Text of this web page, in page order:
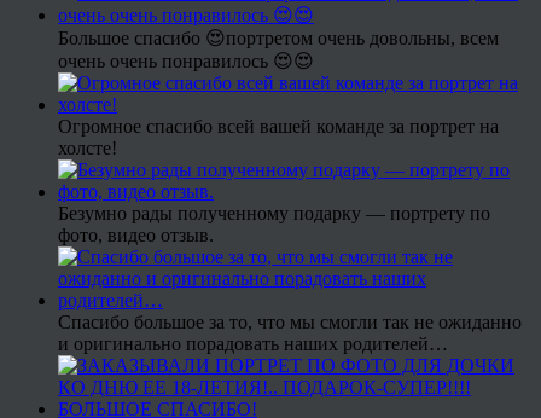
Большое спасибо 😍портретом очень довольны, всем
очень очень понравилось 😍😍
Огромное спасибо всей вашей команде за портрет на
холсте!
Безумно рады полученному подарку — портрету по
фото, видео отзыв.
Спасибо большое за то, что мы смогли так не ожиданно
и оригинально порадовать наших родителей…